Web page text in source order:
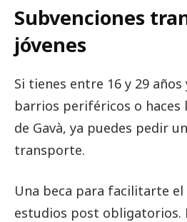
Subvenciones
jóvenes
Si tienes entre 16 y 29
barrios periféricos o haces
de Gavà, ya puedes pedir
transporte.
Una beca para facilitarte el
estudios post obligatorios.